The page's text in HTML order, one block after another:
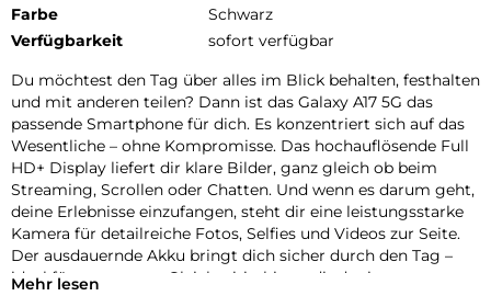
Farbe
Schwarz
Verfügbarkeit
sofort verfügbar
Du möchtest den Tag über alles im Blick behalten, festhalten
und mit anderen teilen? Dann ist das Galaxy A17 5G das
passende Smartphone für dich. Es konzentriert sich auf das
Wesentliche – ohne Kompromisse. Das hochauflösende Full
HD+ Display liefert dir klare Bilder, ganz gleich ob beim
Streaming, Scrollen oder Chatten. Und wenn es darum geht,
deine Erlebnisse einzufangen, steht dir eine leistungsstarke
Kamera für detailreiche Fotos, Selfies und Videos zur Seite.
Der ausdauernde Akku bringt dich sicher durch den Tag –
ideal für unterwegs. Gleichzeitig bietet dir der interne
Mehr lesen